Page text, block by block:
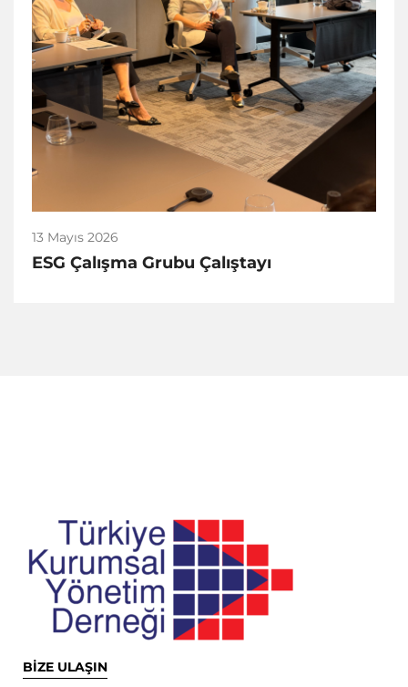
13 Mayıs 2026
ESG Çalışma Grubu Çalıştayı
BİZE ULAŞIN